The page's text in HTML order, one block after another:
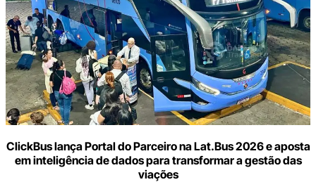
ClickBus lança Portal do Parceiro na Lat.Bus 2026 e aposta
em inteligência de dados para transformar a gestão das
viações